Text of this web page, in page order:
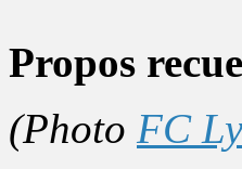
Propos
(Photo FC